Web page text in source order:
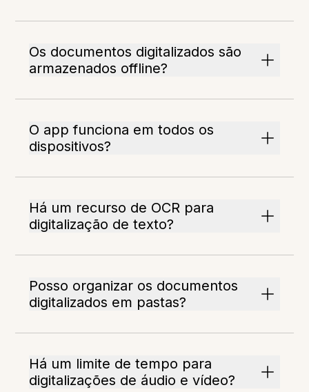
Os documentos digitalizados são
armazenados offline?
O app funciona em todos os
dispositivos?
Há um recurso de OCR para
digitalização de texto?
Posso organizar os documentos
digitalizados em pastas?
Há um limite de tempo para
digitalizações de áudio e vídeo?